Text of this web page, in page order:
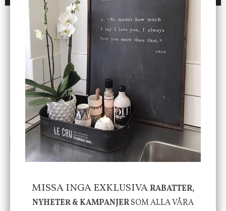
ENDAST 1 ST KVAR I LAGER
DBKD
Cloudy kruka mini, vit
199 kr
INFO KÖP
Star Trading
Bordslampa Mushroom
vit, Utomhus
499 kr
KÖP
-20%MISSA INGA EXKLUSIVARABATTER,
NYHETER & KAMPANJERSOM ALLA VÅRA